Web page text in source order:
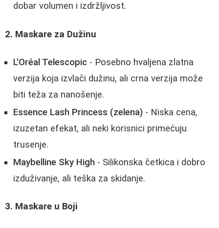
dobar volumen i izdržljivost.
2. Maskare za Dužinu
L'Oréal Telescopic - Posebno hvaljena zlatna
verzija koja izvlači dužinu, ali crna verzija može
biti teža za nanošenje.
Essence Lash Princess (zelena) - Niska cena,
izuzetan efekat, ali neki korisnici primećuju
trusenje.
Maybelline Sky High - Silikonska četkica i dobro
izduživanje, ali teška za skidanje.
3. Maskare u Boji